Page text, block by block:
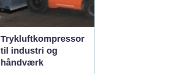
Trykluftkompressor
til industri og
håndværk